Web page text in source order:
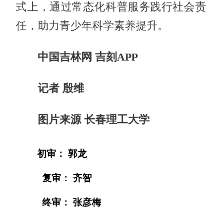
式上，通过常态化科普服务践行社会责
任，助力青少年科学素养提升。
中国吉林网 吉刻APP
记者 殷维
图片来源 长春理工大学
初审： 郭龙
复审： 齐智
终审： 张彦梅